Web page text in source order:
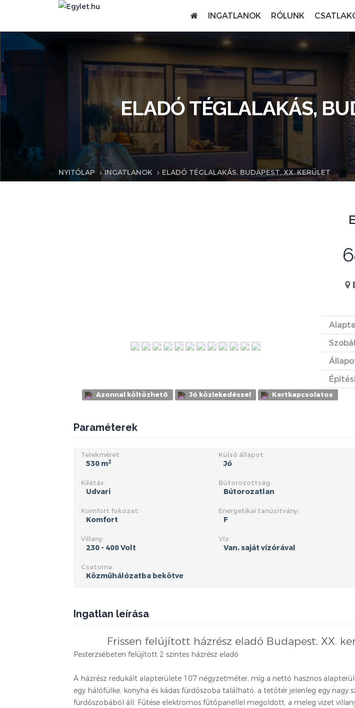
INGATLANOK RÓLUNK
ELADÓ TÉGLALAKÁS,
NYITÓLAP INGATLANOK ELADÓ TÉGLALAKÁS, BUDAPEST, XX. KERÜLET
Azonnal költözhető Jó közlekedéssel Kertkapcsolatos
Paraméterek
Telekméret:
530 m2
Külső állapot:
Jó
Kilátás:
Udvari
Bútorozottság:
Bútorozatlan
Komfort fokozat:
Komfort
Energetikai tanúsítvány:
F
Villany:
230 - 400 Volt
Víz:
Van, saját vízórával
Csatorna:
Közműhálózatba bekötve
Ingatlan leírása
Frissen felújított házrész eladó Budapest, XX.
Pesterzsébeten felújított 2 szintes házrész eladó
A házrész redukált alapterülete 107 négyzetméter, míg a nettó hasznos
egy hálófülke, konyha és kádas fürdőszoba található, a tetőtér jelenleg egy nagy
fürdőszobából áll. Fűtése elektromos fűtőpanellel megoldott, a meleg vizet